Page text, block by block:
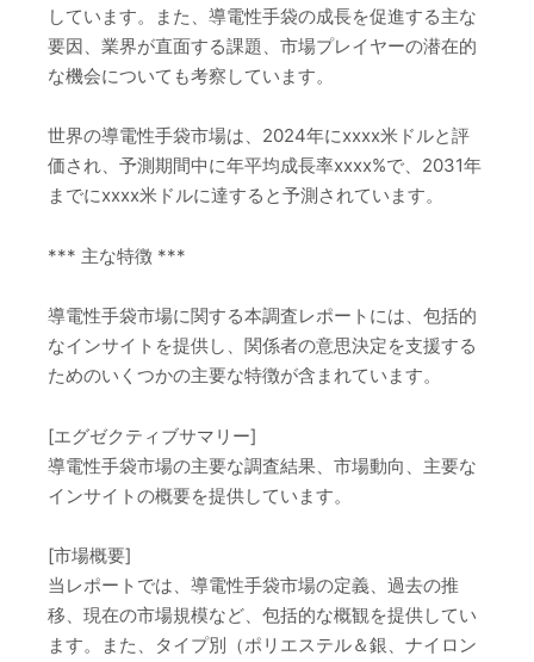
しています。また、導電性手袋の成長を促進する主な
要因、業界が直面する課題、市場プレイヤーの潜在的
な機会についても考察しています。
世界の導電性手袋市場は、2024年にxxxx米ドルと評
価され、予測期間中に年平均成長率xxxx%で、2031年
までにxxxx米ドルに達すると予測されています。
*** 主な特徴 ***
導電性手袋市場に関する本調査レポートには、包括的
なインサイトを提供し、関係者の意思決定を支援する
ためのいくつかの主要な特徴が含まれています。
[エグゼクティブサマリー]
導電性手袋市場の主要な調査結果、市場動向、主要な
インサイトの概要を提供しています。
[市場概要]
当レポートでは、導電性手袋市場の定義、過去の推
移、現在の市場規模など、包括的な概観を提供してい
ます。また、タイプ別（ポリエステル＆銀、ナイロン